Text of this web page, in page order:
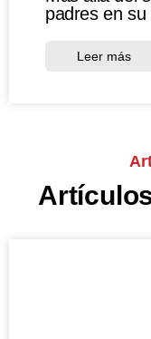
padres en su
Leer más